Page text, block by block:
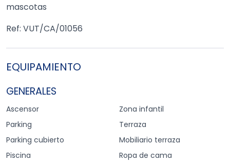
mascotas
Ref: VUT/CA/01056
EQUIPAMIENTO
GENERALES
Ascensor
Parking
Parking cubierto
Piscina
Zona infantil
Terraza
Mobiliario terraza
Ropa de cama